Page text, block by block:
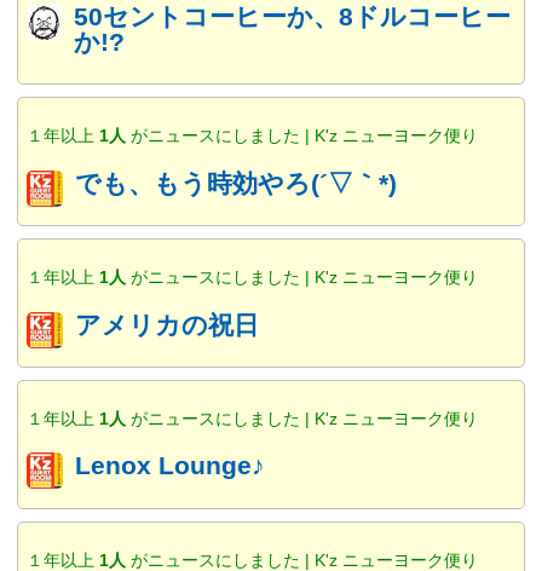
50セントコーヒーか、8ドルコーヒー
か!?
１年以上 1人 がニュースにしました | K'z ニューヨーク便り
でも、もう時効やろ(´▽｀*)
１年以上 1人 がニュースにしました | K'z ニューヨーク便り
アメリカの祝日
１年以上 1人 がニュースにしました | K'z ニューヨーク便り
Lenox Lounge♪
１年以上 1人 がニュースにしました | K'z ニューヨーク便り